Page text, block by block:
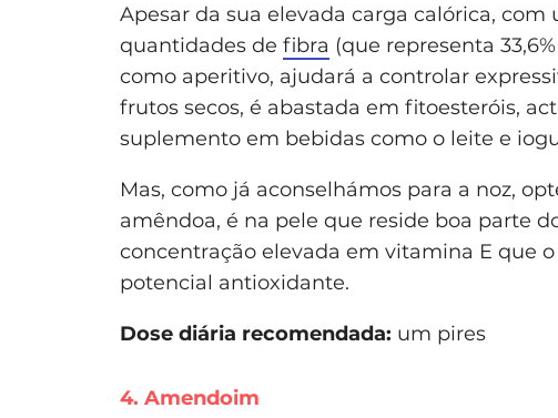
Apesar da sua elevada carga calórica,
quantidades de fibra (que representa
como aperitivo, ajudará a controlar
frutos secos, é abastada em fitoesteróis,
suplemento em bebidas como o leite e
Mas, como já aconselhámos para a noz,
amêndoa, é na pele que reside boa parte
concentração elevada em vitamina E que
potencial antioxidante.
Dose diária recomendada: um pires
4. Amendoim